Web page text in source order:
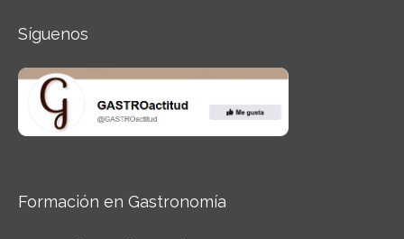
Síguenos
Formación en Gastronomía